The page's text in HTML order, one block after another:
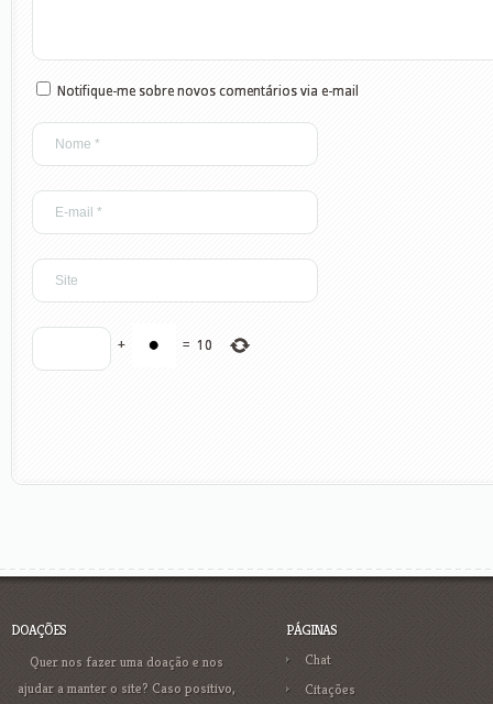
Notifique-me sobre novos comentários via e-mail
+ = 10
DOAÇÕES
Quer nos fazer uma doação e nos
ajudar a manter o site? Caso positivo,
PÁGINAS
Chat
Citações